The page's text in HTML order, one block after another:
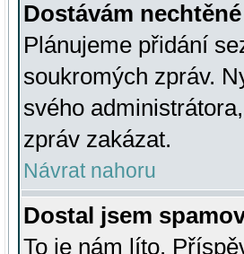
Dostávám
Plánujeme přidání
soukromých zpráv.
svého
zpráv zakázat.
Návrat nahoru
Dostal jsem
To je nám líto.